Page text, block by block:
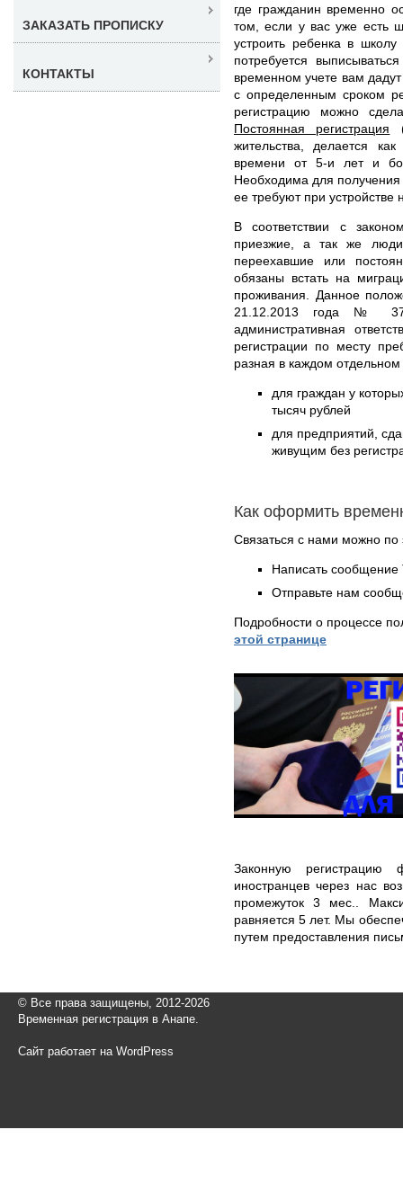
где гражданин временно
том, если у вас уже есть
устроить ребенка в
потребуется
временном учете вам
с определенным сроком
регистрацию можно
Постоянная регистрация
жительства, делается
времени от 5-и лет и
Необходима для получения
ее требуют при устройстве
В соответствии с
приезжие, а так же
переехавшие или
обязаны встать на
проживания. Данное
21.12.2013 года №
административная
регистрации по месту
разная в каждом отдельном
для граждан у
тысяч рублей
для предприятий,
живущим без
Как оформить
Связаться с нами можно по
Написать
Отправьте нам
Подробности о процессе
этой странице
Законную регистрацию
иностранцев через нас
промежуток 3 мес..
равняется 5 лет. Мы
путем предоставления
ЗАКАЗАТЬ ПРОПИСКУ
КОНТАКТЫ
© Все права защищены, 2012-2026
Временная регистрация в Анапе.
Сайт работает на WordPress